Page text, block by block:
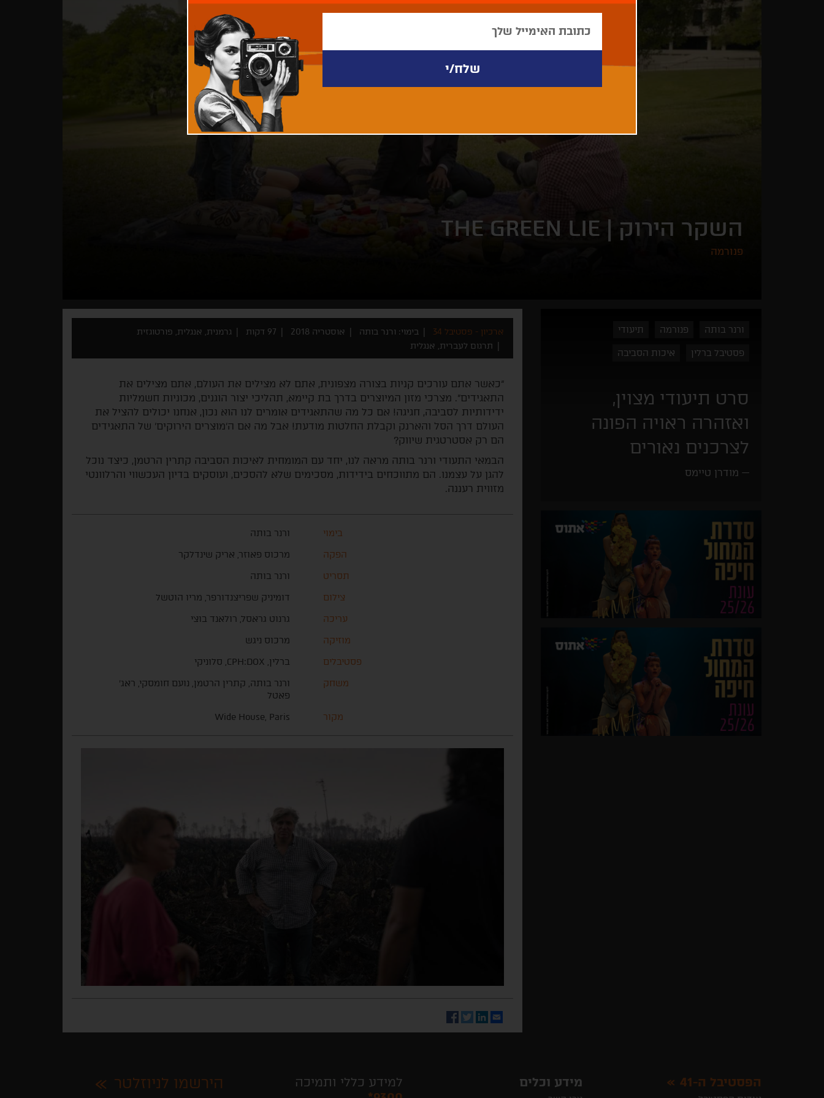
השקר הירוק | THE GREEN LIE
פנורמה
ורנר בותה פנורמה תיעודי
פסטיבל ברלין איכות הסביבה
סרט תיעודי מצוין,
ואזהרה ראויה הפונה
לצרכנים נאורים
מודרן טיימס
ארכיון - פסטיבל 34 בימוי: ורנר בותה אוסטריה 2018 97 דקות
גרמנית, אנגלית, פורטוגזית
תרגום לעברית, אנגלית
"כאשר אתם עורכים קניות בצורה מצפונית, אתם לא מצילים את העולם, אתם מצילים את
התאגידים". מצרכי מזון המיוצרים בדרך בת קיימא, תהליכי יצור הוגנים, מכוניות חשמליות
ידידותיות לסביבה, חגיגה! אם כל מה שהתאגידים אומרים לנו הוא נכון, אנחנו יכולים להציל את
העולם דרך הסל והארנק וקבלת החלטות מודעת! אבל מה אם ה'מוצרים הירוקים' של התאגידים
הם רק אסטרטגית שיווק?
הבמאי התעודי ורנר בותה מראה לנו, יחד עם המומחית לאיכות הסביבה קתרין הרטמן, כיצד נוכל
להגן על עצמנו. הם מתווכחים בידידות, מסכימים שלא להסכים, ועוסקים בדיון העכשווי והרלוונטי
מזווית רעננה.
בימוי
ורנר בותה
הפקה
מרכוס פאוזר, אריק שינדלקר
תסריט
ורנר בותה
צילום
דומיניק שפריצנדורפר, מריו הוטשל
עריכה
גרנוט גראסל, רולאנד בוצי
מוזיקה
מרכוס ניגש
פסטיבלים
ברלין, CPH:DOX, סלוניקי
משחק
ורנר בותה, קתרין הרטמן, נועם חומסקי, ראג'
פאטל
מקור
Wide House, Paris
Email
LinkedIn
Twitter
Facebook
הפסטיבל ה-41 מידע וכלים
למידע כללי ותמיכה
הירשמו לניוזלטר